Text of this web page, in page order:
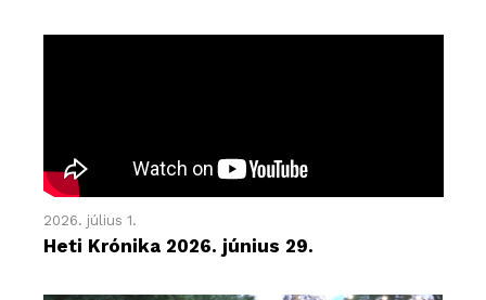
2026. július 1.
Heti Krónika 2026. június 29.